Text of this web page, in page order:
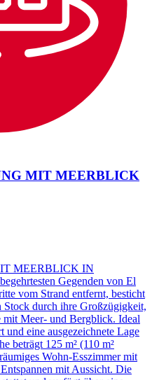
MIT MEERBLICK
MEERBLICK IN
Gegenden von El
vom Strand entfernt, besticht
Stock durch ihre Großzügigkeit,
mit Meer- und Bergblick. Ideal
eine ausgezeichnete Lage
beträgt 125 m² (110 m²
Wohn-Esszimmer mit
mit Aussicht. Die